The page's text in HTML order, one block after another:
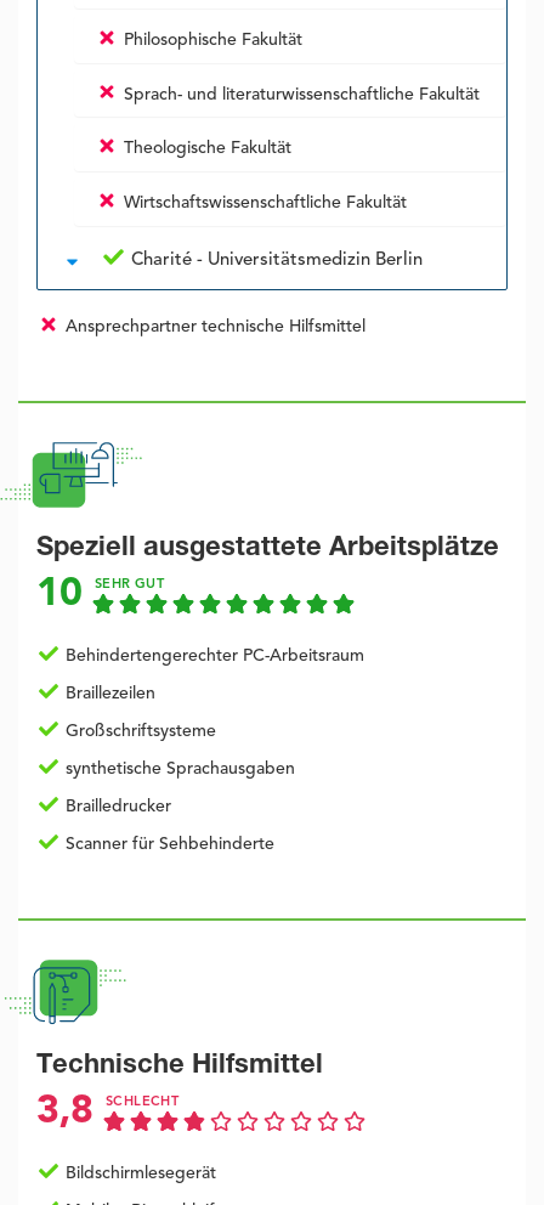
Philosophische Fakultät
Sprach- und literaturwissenschaftliche Fakultät
Theologische Fakultät
Wirtschafts­wissenschaftliche Fakultät
Charité - Universitätsmedizin Berlin
Ansprechpartner technische Hilfsmittel
Speziell ausgestattete Arbeitsplätze
10 SEHR GUT
Behindertengerechter PC-Arbeitsraum
Braillezeilen
Großschriftsysteme
synthetische Sprachausgaben
Brailledrucker
Scanner für Sehbehinderte
Technische Hilfsmittel
3,8 SCHLECHT
Bildschirmlesegerät